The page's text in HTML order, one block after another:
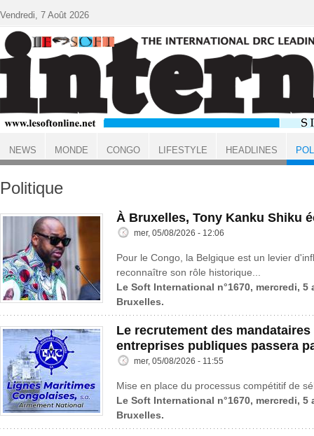
ACCUEIL
Politique
À Bruxelles, Tony Kanku Shiku
mer, 05/08/2026 - 12:06
Pour le Congo, la Belgique est un levier
reconnaître son rôle historique...
Le Soft International n°1670, mercredi, 5
Bruxelles.
Le recrutement des
entreprises publiques passera
mer, 05/08/2026 - 11:55
Mise en place du processus compétitif de
Le Soft International n°1670, mercredi, 5
Bruxelles.
Vendredi, 7 Août 2026
NEWS MONDE CONGO LIFESTYLE HEADLINES